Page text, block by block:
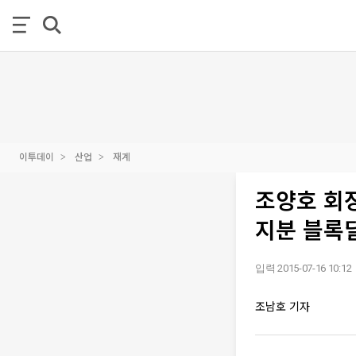
이투데이 산업 재계
조양호 회
지분 블록
입력 2015-07-16 10:12
조남호 기자